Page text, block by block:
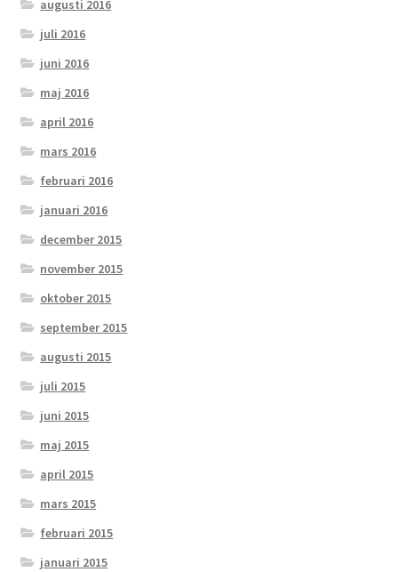
augusti 2016
juli 2016
juni 2016
maj 2016
april 2016
mars 2016
februari 2016
januari 2016
december 2015
november 2015
oktober 2015
september 2015
augusti 2015
juli 2015
juni 2015
maj 2015
april 2015
mars 2015
februari 2015
januari 2015